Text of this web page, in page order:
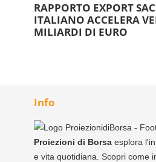
RAPPORTO EXPORT
ITALIANO ACCELERA
MILIARDI DI EURO
Info
Proiezioni di Borsa esplora
e vita quotidiana. Scopri come